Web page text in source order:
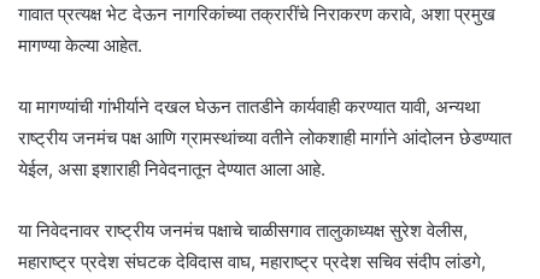
गावात प्रत्यक्ष भेट देऊन नागरिकांच्या तक्रारींचे निराकरण करावे, अशा प्रमुख
मागण्या केल्या आहेत.
या मागण्यांची गांभीर्याने दखल घेऊन तातडीने कार्यवाही करण्यात यावी, अन्यथा
राष्ट्रीय जनमंच पक्ष आणि ग्रामस्थांच्या वतीने लोकशाही मार्गाने आंदोलन छेडण्यात
येईल, असा इशाराही निवेदनातून देण्यात आला आहे.
या निवेदनावर राष्ट्रीय जनमंच पक्षाचे चाळीसगाव तालुकाध्यक्ष सुरेश वेलीस,
महाराष्ट्र प्रदेश संघटक देविदास वाघ, महाराष्ट्र प्रदेश सचिव संदीप लांडगे,